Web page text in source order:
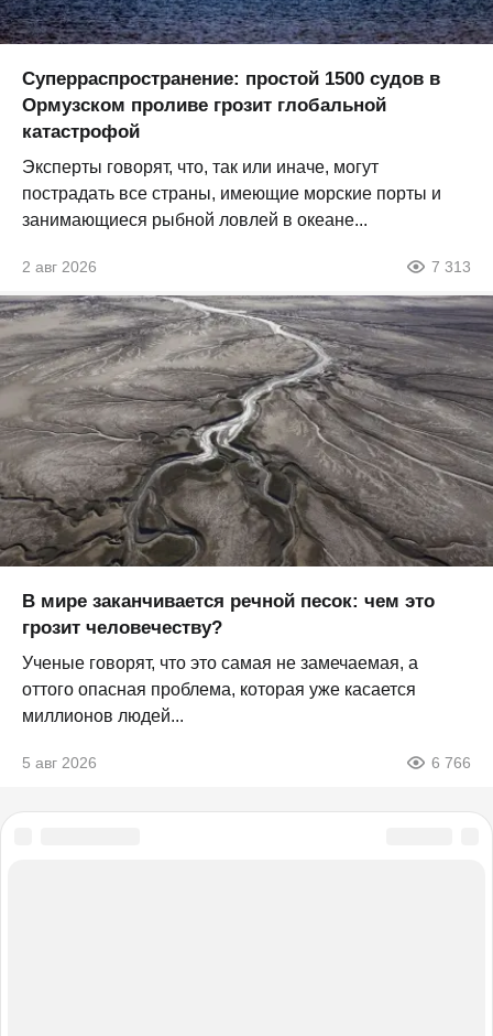
Суперраспространение: простой 1500 судов в
Ормузском проливе грозит глобальной
катастрофой
Эксперты говорят, что, так или иначе, могут
пострадать все страны, имеющие морские порты и
занимающиеся рыбной ловлей в океане...
2 авг 2026 7 313
В мире заканчивается речной песок: чем это
грозит человечеству?
Ученые говорят, что это самая не замечаемая, а
оттого опасная проблема, которая уже касается
миллионов людей...
5 авг 2026 6 766